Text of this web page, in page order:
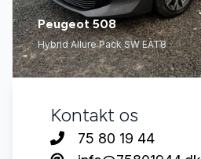
Peugeot 508
Hybrid Allure Pack SW EAT8
Kontakt os
75 80 19 44